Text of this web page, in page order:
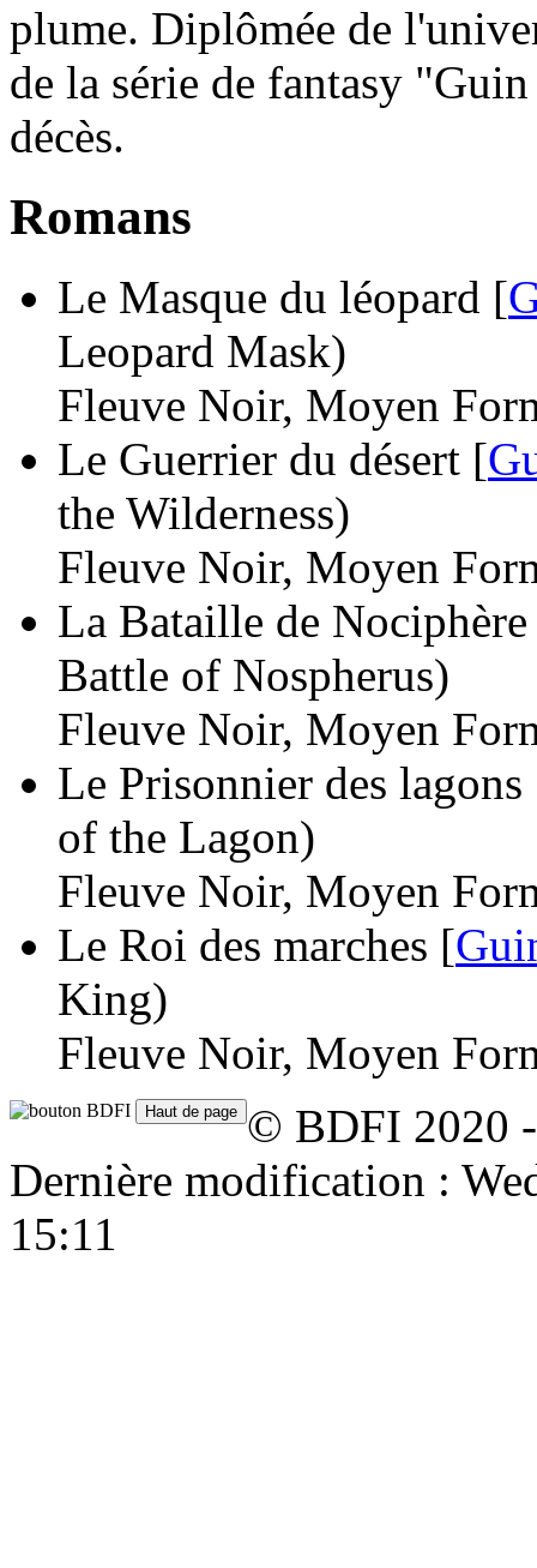
plume. Diplômée de
de la série de fantasy
décès.
Romans
Le Masque du léopard [
Leopard Mask)
Fleuve Noir, Moyen
Le Guerrier du désert [
the Wilderness)
Fleuve Noir, Moyen
La Bataille de
Battle of Nospherus)
Fleuve Noir, Moyen
Le Prisonnier des lagons
of the Lagon)
Fleuve Noir, Moyen
Le Roi des marches [
King)
Fleuve Noir, Moyen
© BDFI 2020
Dernière modification :
15:11